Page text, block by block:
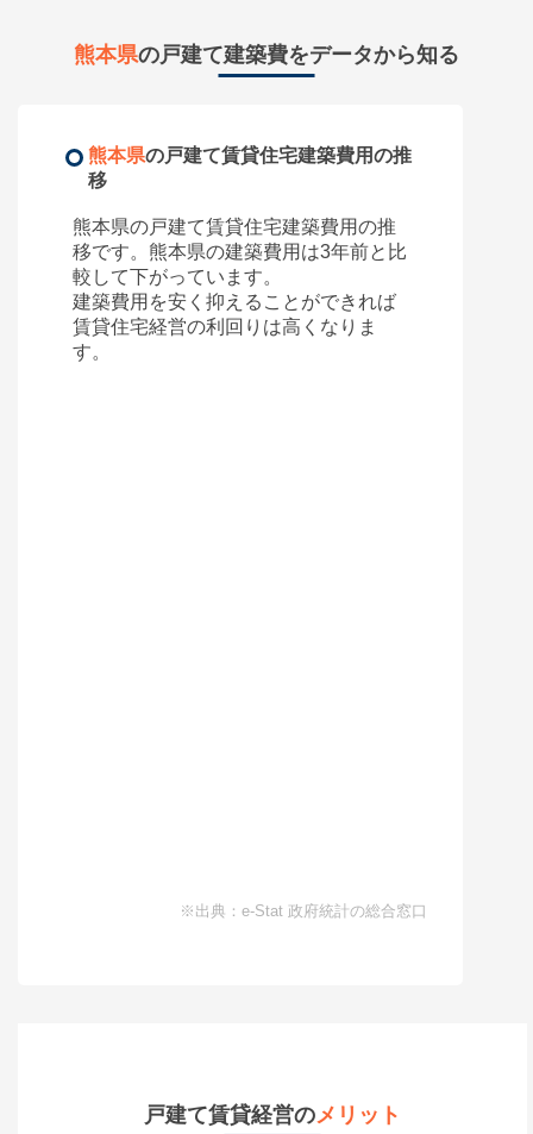
熊本県熊本市西区松尾
賃料(月額)
55,000円
築年数
熊本県の戸建て建築費をデータから知る
熊本県の戸建て賃貸住宅建築費用の推
移
熊本県の戸建て賃貸住宅建築費用の推
移です。 熊本県の建築費用は3年前と比
較して下がっています。
建築費用を安く抑えることができれば
賃貸住宅経営の利回りは高くなりま
す。
※出典：e-Stat 政府統計の総合窓口
戸建て賃貸経営のメリット